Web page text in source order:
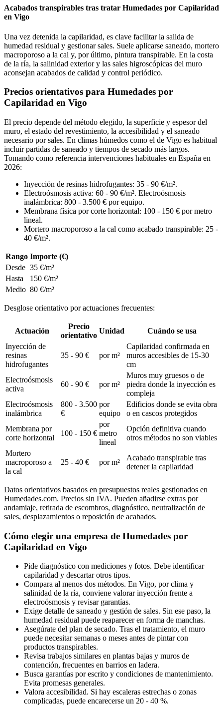
Acabados transpirables tras tratar Humedades por Capilaridad
en Vigo
Una vez detenida la capilaridad, es clave facilitar la salida de
humedad residual y gestionar sales. Suele aplicarse saneado, mortero
macroporoso a la cal y, por último, pintura transpirable. En la costa
de la ría, la salinidad exterior y las sales higroscópicas del muro
aconsejan acabados de calidad y control periódico.
Precios orientativos para Humedades por
Capilaridad en Vigo
El precio depende del método elegido, la superficie y espesor del
muro, el estado del revestimiento, la accesibilidad y el saneado
necesario por sales. En climas húmedos como el de Vigo es habitual
incluir partidas de saneado y tiempos de secado más largos.
Tomando como referencia intervenciones habituales en España en
2026:
Inyección de resinas hidrofugantes: 35 - 90 €/m².
Electroósmosis activa: 60 - 90 €/m². Electroósmosis
inalámbrica: 800 - 3.500 € por equipo.
Membrana física por corte horizontal: 100 - 150 € por metro
lineal.
Mortero macroporoso a la cal como acabado transpirable: 25 -
40 €/m².
Rango Importe (€)
Desde 35 €/m²
Hasta
150 €/m²
Medio 80 €/m²
Desglose orientativo por actuaciones frecuentes:
Actuación
Precio
orientativo
Unidad
Cuándo se usa
Inyección de
resinas
hidrofugantes
35 - 90 € por m²
Capilaridad confirmada en
muros accesibles de 15-30
cm
Electroósmosis
activa
60 - 90 € por m²
Muros muy gruesos o de
piedra donde la inyección es
compleja
Electroósmosis
inalámbrica
800 - 3.500
€
por
equipo
Edificios donde se evita obra
o en cascos protegidos
Membrana por
corte horizontal
100 - 150 €
por
metro
lineal
Opción definitiva cuando
otros métodos no son viables
Mortero
macroporoso a
la cal
25 - 40 € por m²
Acabado transpirable tras
detener la capilaridad
Datos orientativos basados en presupuestos reales gestionados en
Humedades.com. Precios sin IVA. Pueden añadirse extras por
andamiaje, retirada de escombros, diagnóstico, neutralización de
sales, desplazamientos o reposición de acabados.
Cómo elegir una empresa de Humedades por
Capilaridad en Vigo
Pide diagnóstico con mediciones y fotos. Debe identificar
capilaridad y descartar otros tipos.
Compara al menos dos métodos. En Vigo, por clima y
salinidad de la ría, conviene valorar inyección frente a
electroósmosis y revisar garantías.
Exige detalle de saneado y gestión de sales. Sin ese paso, la
humedad residual puede reaparecer en forma de manchas.
Asegúrate del plan de secado. Tras el tratamiento, el muro
puede necesitar semanas o meses antes de pintar con
productos transpirables.
Revisa trabajos similares en plantas bajas y muros de
contención, frecuentes en barrios en ladera.
Busca garantías por escrito y condiciones de mantenimiento.
Evita promesas generales.
Valora accesibilidad. Si hay escaleras estrechas o zonas
complicadas, puede encarecerse un 20 - 40 %.